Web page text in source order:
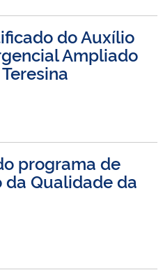
do Auxílio
Ampliado
programa de
Qualidade da